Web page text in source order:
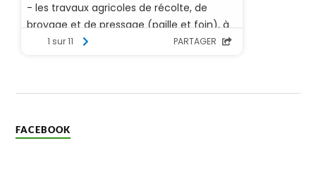
FACEBOOK